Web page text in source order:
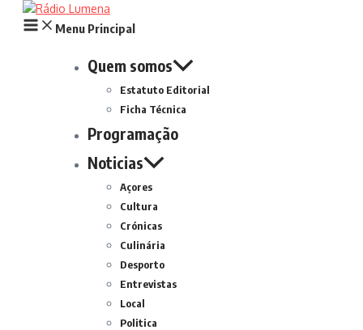
Menu Principal
Quem somos
Estatuto Editorial
Ficha Técnica
Programação
Noticias
Açores
Cultura
Crónicas
Culinária
Desporto
Entrevistas
Local
Politica